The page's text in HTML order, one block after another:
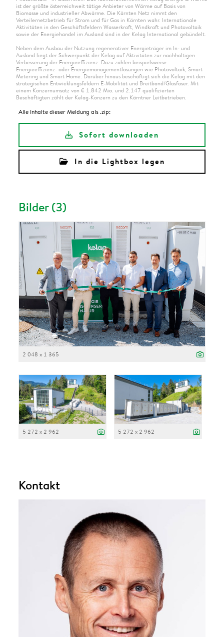
ist der größte österreichweit tätige Anbieter von Wärme auf Basis von
Biomasse und industrieller Abwärme. Die Kärnten Netz nimmt den
Verteilernetzbetrieb für Strom und für Gas in Kärnten wahr. Internationale
Aktivitäten in den Geschäftsfeldern Wasserkraft, Windkraft und Photovoltaik
sowie der Energiehandel im Ausland sind in der Kelag International gebündelt.
Neben dem Ausbau der Nutzung regenerativer Energieträger im In- und
Ausland liegt der Schwerpunkt der Kelag auf Aktivitäten zur nachhaltigen
Verbesserung der Energieeffizienz. Dazu zählen beispielsweise
Energieeffizienz- oder Energiemanagementlösungen wie Photovoltaik, Smart
Metering und Smart Home. Darüber hinaus beschäftigt sich die Kelag mit den
strategischen Entwicklungsfeldern E-Mobilität und Breitband/Glasfaser. Mit
einem Konzernumsatz von € 1.842 Mio. und 2.147 qualifizierten
Beschäftigten zählt der Kelag-Konzern zu den Kärntner Leitbetrieben.
Alle Inhalte dieser Meldung als .zip:
Sofort downloaden
In die Lightbox legen
Bilder (3)
2 048 x 1 365
5 272 x 2 962 5 272 x 2 962
Kontakt